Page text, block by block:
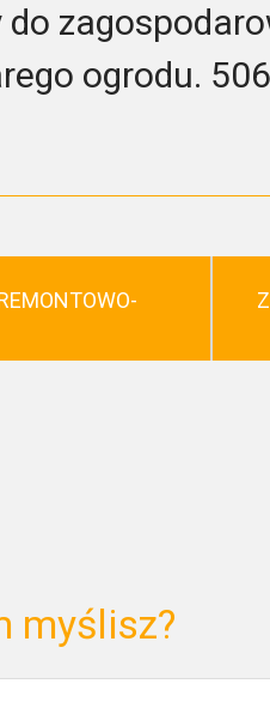
do
ogrodu.
myślisz?